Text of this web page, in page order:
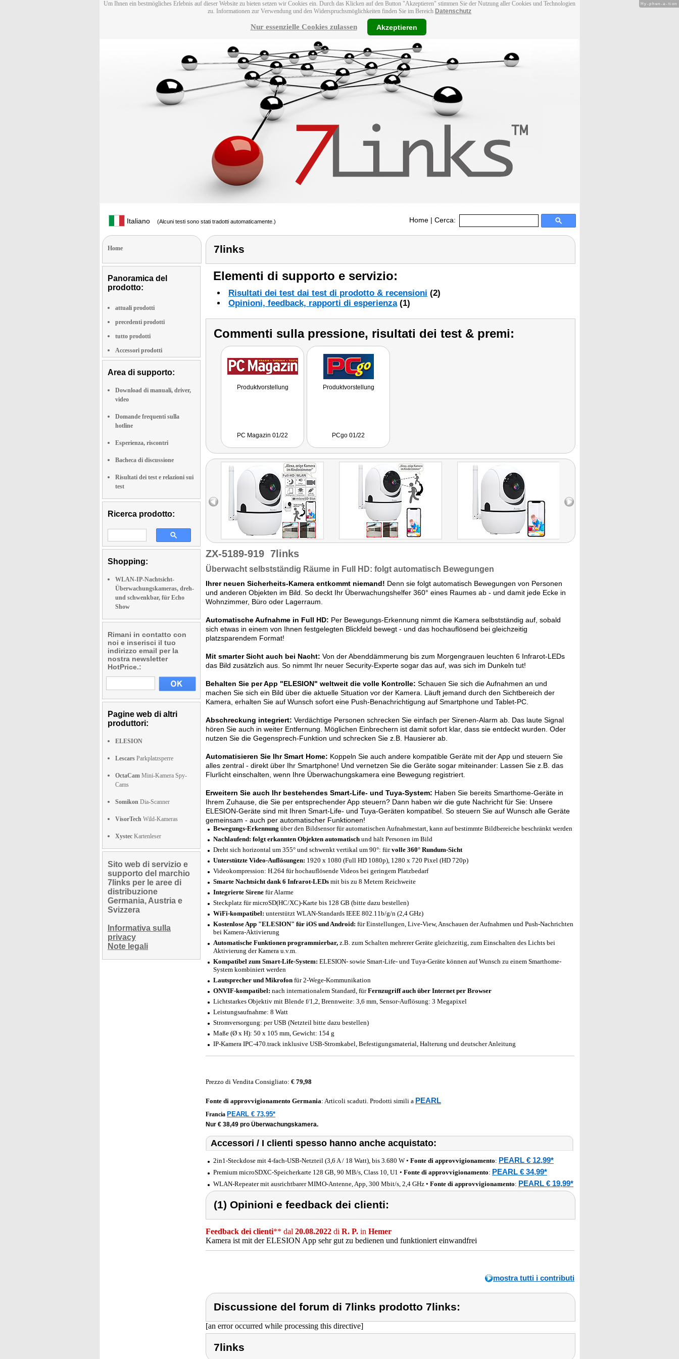
Um Ihnen ein bestmögliches Erlebnis auf dieser Website zu bieten setzen wir Cookies ein. Durch das Klicken auf den Button "Akzeptieren" stimmen Sie der Nutzung aller Cookies und Technologien
zu. Informationen zur Verwendung und den Widerspruchsmöglichkeiten finden Sie im Bereich Datenschutz
Nur essenzielle Cookies zulassen Akzeptieren
Italiano (Alcuni testi sono stati tradotti automaticamente.) Home | Cerca:
Home
Panoramica del
prodotto:
attuali prodotti
precedenti prodotti
tutto prodotti
Accessori prodotti
Area di supporto:
Download di manuali, driver,
video
Domande frequenti sulla
hotline
Esperienza, riscontri
Bacheca di discussione
Risultati dei test e relazioni sui
test
Ricerca prodotto:
Shopping:
WLAN-IP-Nachtsicht-
Überwachungskameras, dreh-
und schwenkbar, für Echo
Show
Rimani in contatto con
noi e inserisci il tuo
indirizzo email per la
nostra newsletter
HotPrice.:
Pagine web di altri
produttori:
ELESION
Lescars Parkplatzsperre
OctaCam Mini-Kamera Spy-
Cams
Somikon Dia-Scanner
VisorTech Wild-Kameras
Xystec Kartenleser
Sito web di servizio e
supporto del marchio
7links per le aree di
distribuzione
Germania, Austria e
Svizzera
Informativa sulla
privacy
Note legali
7links
Elementi di supporto e servizio:
Risultati dei test dai test di prodotto & recensioni (2)
Opinioni, feedback, rapporti di esperienza(1)
Commenti sulla pressione, risultati dei test & premi:
Produktvorstellung
PC Magazin 01/22
Produktvorstellung
PCgo 01/22
ZX-5189-919 7links
Überwacht selbstständig Räume in Full HD: folgt automatisch Bewegungen
Ihrer neuen Sicherheits-Kamera entkommt niemand! Denn sie folgt automatisch Bewegungen von Personen
und anderen Objekten im Bild. So deckt Ihr Überwachungshelfer 360° eines Raumes ab - und damit jede Ecke in
Wohnzimmer, Büro oder Lagerraum.
Automatische Aufnahme in Full HD: Per Bewegungs-Erkennung nimmt die Kamera selbstständig auf, sobald
sich etwas in einem von Ihnen festgelegten Blickfeld bewegt - und das hochauflösend bei gleichzeitig
platzsparendem Format!
Mit smarter Sicht auch bei Nacht: Von der Abenddämmerung bis zum Morgengrauen leuchten 6 Infrarot-LEDs
das Bild zusätzlich aus. So nimmt Ihr neuer Security-Experte sogar das auf, was sich im Dunkeln tut!
Behalten Sie per App "ELESION" weltweit die volle Kontrolle: Schauen Sie sich die Aufnahmen an und
machen Sie sich ein Bild über die aktuelle Situation vor der Kamera. Läuft jemand durch den Sichtbereich der
Kamera, erhalten Sie auf Wunsch sofort eine Push-Benachrichtigung auf Smartphone und Tablet-PC.
Abschreckung integriert: Verdächtige Personen schrecken Sie einfach per Sirenen-Alarm ab. Das laute Signal
hören Sie auch in weiter Entfernung. Möglichen Einbrechern ist damit sofort klar, dass sie entdeckt wurden. Oder
nutzen Sie die Gegensprech-Funktion und schrecken Sie z.B. Hausierer ab.
Automatisieren Sie Ihr Smart Home: Koppeln Sie auch andere kompatible Geräte mit der App und steuern Sie
alles zentral - direkt über Ihr Smartphone! Und vernetzen Sie die Geräte sogar miteinander: Lassen Sie z.B. das
Flurlicht einschalten, wenn Ihre Überwachungskamera eine Bewegung registriert.
Erweitern Sie auch Ihr bestehendes Smart-Life- und Tuya-System: Haben Sie bereits Smarthome-Geräte in
Ihrem Zuhause, die Sie per entsprechender App steuern? Dann haben wir die gute Nachricht für Sie: Unsere
ELESION-Geräte sind mit Ihren Smart-Life- und Tuya-Geräten kompatibel. So steuern Sie auf Wunsch alle Geräte
gemeinsam - auch per automatischer Funktionen!
Bewegungs-Erkennung über den Bildsensor für automatischen Aufnahmestart, kann auf bestimmte Bildbereiche beschränkt werden
Nachlaufend: folgt erkannten Objekten automatisch und hält Personen im Bild
Dreht sich horizontal um 355° und schwenkt vertikal um 90°: fürvolle 360° Rundum-Sicht
Unterstützte Video-Auflösungen: 1920 x 1080 (Full HD 1080p), 1280 x 720 Pixel (HD 720p)
Videokompression: H.264 für hochauflösende Videos bei geringem Platzbedarf
Smarte Nachtsicht dank 6 Infrarot-LEDs mit bis zu 8 Metern Reichweite
Integrierte Sirene für Alarme
Steckplatz für microSD(HC/XC)-Karte bis 128 GB (bitte dazu bestellen)
WiFi-kompatibel: unterstützt WLAN-Standards IEEE 802.11b/g/n (2,4 GHz)
Kostenlose App "ELESION" für iOS und Android: für Einstellungen, Live-View, Anschauen der Aufnahmen und Push-Nachrichten
bei Kamera-Aktivierung
Automatische Funktionen programmierbar, z.B. zum Schalten mehrerer Geräte gleichzeitig, zum Einschalten des Lichts bei
Aktivierung der Kamera u.v.m.
Kompatibel zum Smart-Life-System: ELESION- sowie Smart-Life- und Tuya-Geräte können auf Wunsch zu einem Smarthome-
System kombiniert werden
Lautsprecher und Mikrofon für 2-Wege-Kommunikation
ONVIF-kompatibel: nach internationalem Standard, fürFernzugriff auch über Internet per Browser
Lichtstarkes Objektiv mit Blende f/1,2, Brennweite: 3,6 mm, Sensor-Auflösung: 3 Megapixel
Leistungsaufnahme: 8 Watt
Stromversorgung: per USB (Netzteil bitte dazu bestellen)
Maße (Ø x H): 50 x 105 mm, Gewicht: 154 g
IP-Kamera IPC-470.track inklusive USB-Stromkabel, Befestigungsmaterial, Halterung und deutscher Anleitung
Prezzo di Vendita Consigliato: € 79,98
Fonte di approvvigionamento Germania: Articoli scaduti. Prodotti simili a PEARL
Francia PEARL € 73,95*
Nur € 38,49 pro Überwachungskamera.
Accessori / I clienti spesso hanno anche acquistato:
2in1-Steckdose mit 4-fach-USB-Netzteil (3,6 A / 18 Watt), bis 3.680 W • Fonte di approvvigionamento: PEARL € 12,99*
Premium microSDXC-Speicherkarte 128 GB, 90 MB/s, Class 10, U1 • Fonte di approvvigionamento: PEARL € 34,99*
WLAN-Repeater mit ausrichtbarer MIMO-Antenne, App, 300 Mbit/s, 2,4 GHz • Fonte di approvvigionamento: PEARL € 19,99*
(1) Opinioni e feedback dei clienti:
Feedback dei clienti** dal 20.08.2022 di R. P. in Hemer
Kamera ist mit der ELESION App sehr gut zu bedienen und funktioniert einwandfrei
mostra tutti i contributi
Discussione del forum di 7links prodotto 7links:
[an error occurred while processing this directive]
7links
Hy-phen-a-tion